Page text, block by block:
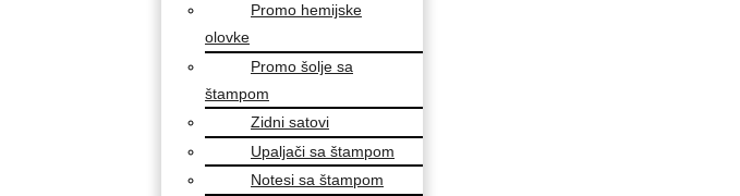
Promo hemijske
olovke
Promo šolje sa
štampom
Zidni satovi
Upaljači sa štampom
Notesi sa štampom